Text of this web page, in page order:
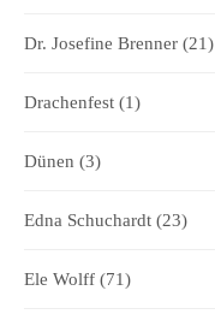
Dr. Josefine Brenner (21)
Drachenfest (1)
Dünen (3)
Edna Schuchardt (23)
Ele Wolff (71)